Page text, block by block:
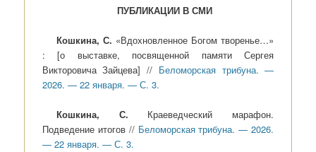
ПУБЛИКАЦИИ В СМИ
Кошкина, С. «Вдохновленное Богом творенье…»
: [о выставке, посвященной памяти Сергея
Викторовича Зайцева] // Беломорская трибуна. —
2026. — 22 января. — С. 3.
Кошкина, С. Краеведческий марафон.
Подведение итогов // Беломорская трибуна. — 2026.
— 22 января. — С. 3.